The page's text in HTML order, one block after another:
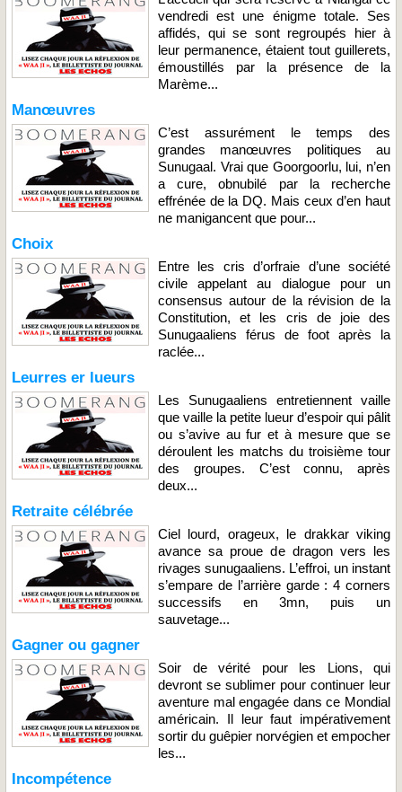
vendredi est une énigme totale. Ses
affidés, qui se sont regroupés hier à
leur permanence, étaient tout guillerets,
émoustillés par la présence de la
Marème...
Manœuvres
C’est assurément le temps des
grandes manœuvres politiques au
Sunugaal. Vrai que Goorgoorlu, lui, n’en
a cure, obnubilé par la recherche
effrénée de la DQ. Mais ceux d’en haut
ne manigancent que pour...
Choix
Entre les cris d’orfraie d’une société
civile appelant au dialogue pour un
consensus autour de la révision de la
Constitution, et les cris de joie des
Sunugaaliens férus de foot après la
raclée...
Leurres er lueurs
Les Sunugaaliens entretiennent vaille
que vaille la petite lueur d’espoir qui pâlit
ou s’avive au fur et à mesure que se
déroulent les matchs du troisième tour
des groupes. C’est connu, après
deux...
Retraite célébrée
Ciel lourd, orageux, le drakkar viking
avance sa proue de dragon vers les
rivages sunugaaliens. L’effroi, un instant
s’empare de l’arrière garde : 4 corners
successifs en 3mn, puis un
sauvetage...
Gagner ou gagner
Soir de vérité pour les Lions, qui
devront se sublimer pour continuer leur
aventure mal engagée dans ce Mondial
américain. Il leur faut impérativement
sortir du guêpier norvégien et empocher
les...
Incompétence